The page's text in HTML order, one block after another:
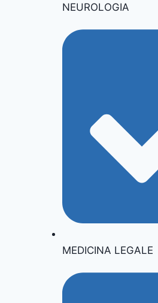
NEUROLOGIA
MEDICINA LEGALE